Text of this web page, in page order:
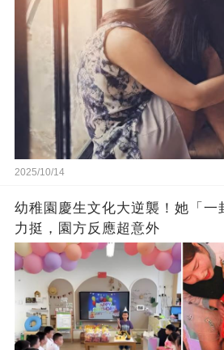
2025/10/14
幼稚園慶生文化大逆襲！她「一
力挺，園方反應超意外